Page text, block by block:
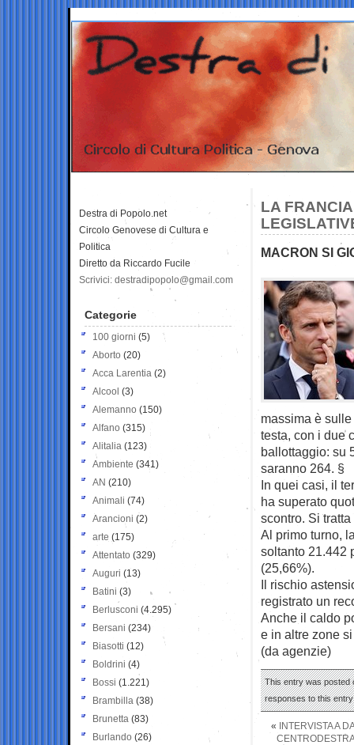
LA
MACRON SI
massima è
testa, con i due
ballottaggio: su
saranno 264. §
In quei casi, il
ha superato
scontro. Si
Al primo turno,
soltanto 21.442
(25,66%).
Il rischio
registrato un
Anche il caldo
e in altre zone
(da agenzie)
This entry was posted
responses to this
«
INTERVISTA A
Destra di Popolo.net
Circolo Genovese di Cultura e
Politica
Diretto da Riccardo Fucile
Scrivici: destradipopolo@gmail.com
Categorie
100 giorni (5)
Aborto (20)
Acca Larentia (2)
Alcool (3)
Alemanno (150)
Alfano (315)
Alitalia (123)
Ambiente (341)
AN (210)
Animali (74)
Arancioni (2)
arte (175)
Attentato (329)
Auguri (13)
Batini (3)
Berlusconi (4.295)
Bersani (234)
Biasotti (12)
Boldrini (4)
Bossi (1.221)
Brambilla (38)
Brunetta (83)
Burlando (26)